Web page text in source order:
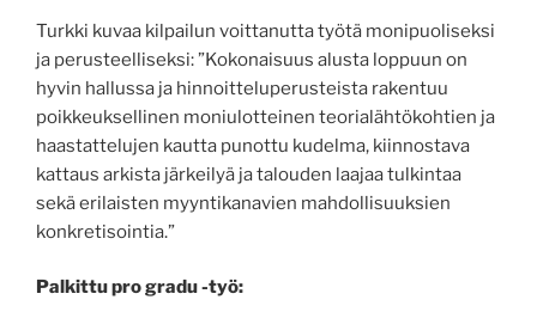
Turkki kuvaa kilpailun voittanutta työtä monipuoliseksi
ja perusteelliseksi: ”Kokonaisuus alusta loppuun on
hyvin hallussa ja hinnoitteluperusteista rakentuu
poikkeuksellinen moniulotteinen teorialähtökohtien ja
haastattelujen kautta punottu kudelma, kiinnostava
kattaus arkista järkeilyä ja talouden laajaa tulkintaa
sekä erilaisten myyntikanavien mahdollisuuksien
konkretisointia.”
Palkittu pro gradu -työ: